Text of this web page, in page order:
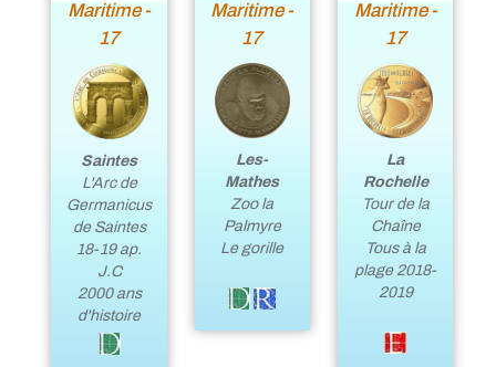
Maritime -
17
Saintes
L'Arc de
Germanicus
de Saintes
18-19 ap.
J.C
2000 ans
d'histoire
Maritime -
17
Les-
Mathes
Zoo la
Palmyre
Le gorille
Maritime -
17
La
Rochelle
Tour de la
Chaîne
Tous à la
plage 2018-
2019